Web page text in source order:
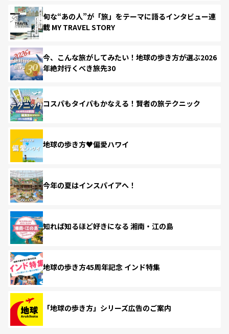
旬な“あの人”が「旅」をテーマに語るインタビュー連
載 MY TRAVEL STORY
今、こんな旅がしてみたい！地球の歩き方が選ぶ2026
年絶対行くべき旅先30
コスパもタイパもかなえる！賢者の旅テクニック
地球の歩き方♥偏愛ハワイ
今年の夏はインスパイアへ！
知れば知るほど好きになる 湘南・江の島
地球の歩き方45周年記念 インド特集
「地球の歩き方」シリーズ広告のご案内